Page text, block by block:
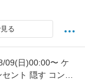
る
09(日)00:00〜 ケ
ント 隠す コンセ